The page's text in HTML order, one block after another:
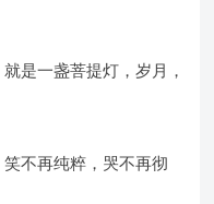
是一盏菩提灯，岁月，
不再纯粹，哭不再彻